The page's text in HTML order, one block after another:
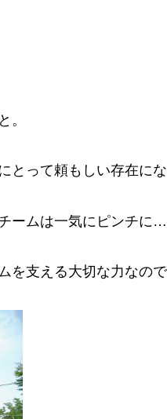
。
とって頼もしい存在にな
ームは一気にピンチに…
を支える大切な力なので